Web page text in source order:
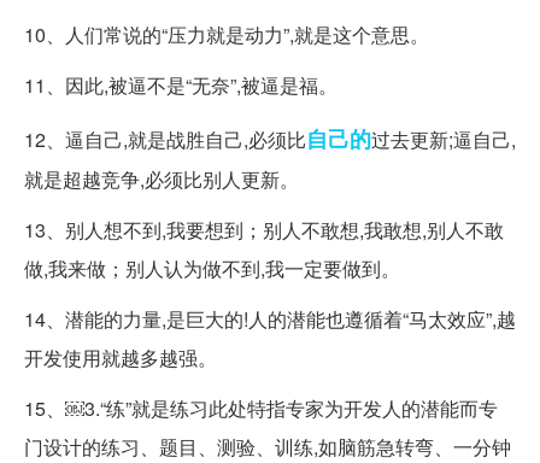
10、人们常说的“压力就是动力”,就是这个意思。
11、因此,被逼不是“无奈”,被逼是福。
12、逼自己,就是战胜自己,必须比自己的过去更新;逼自己,
就是超越竞争,必须比别人更新。
13、别人想不到,我要想到；别人不敢想,我敢想,别人不敢
做,我来做；别人认为做不到,我一定要做到。
14、潜能的力量,是巨大的!人的潜能也遵循着“马太效应”,越
开发使用就越多越强。
15、￼3.“练”就是练习此处特指专家为开发人的潜能而专
门设计的练习、题目、测验、训练,如脑筋急转弯、一分钟